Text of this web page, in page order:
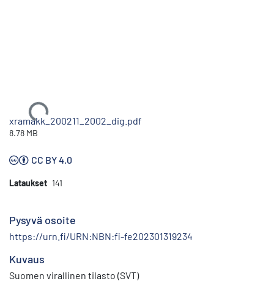
Ladataan...
xramakk_200211_2002_dig.pdf
8.78 MB
CC BY 4.0
Lataukset 141
Pysyvä osoite
https://urn.fi/URN:NBN:fi-fe202301319234
Kuvaus
Suomen virallinen tilasto (SVT)